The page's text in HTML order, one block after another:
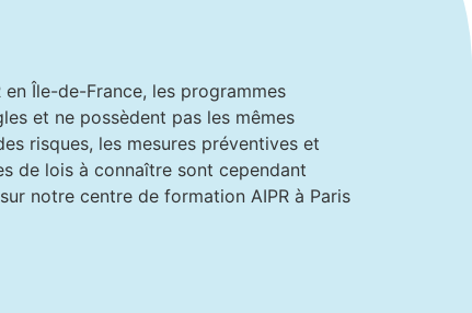
Île-de-France, les programmes
et ne possèdent pas les mêmes
risques, les mesures préventives et
de lois à connaître sont cependant
notre centre de formation AIPR à Paris